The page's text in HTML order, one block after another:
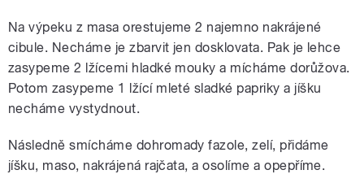
Na výpeku z masa orestujeme 2 najemno nakrájené
cibule. Necháme je zbarvit jen dosklovata. Pak je lehce
zasypeme 2 lžícemi hladké mouky a mícháme dorůžova.
Potom zasypeme 1 lžící mleté sladké papriky a jíšku
necháme vystydnout.
Následně smícháme dohromady fazole, zelí, přidáme
jíšku, maso, nakrájená rajčata, a osolíme a opepříme.